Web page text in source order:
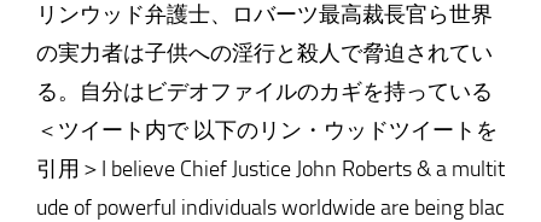
リンウッド弁護士、ロバーツ最高裁長官ら世界
の実力者は子供への淫行と殺人で脅迫されてい
る。自分はビデオファイルのカギを持っている
＜ツイート内で 以下のリン・ウッドツイートを
引用＞I believe Chief Justice John Roberts & a multit
ude of powerful individuals worldwide are being blac